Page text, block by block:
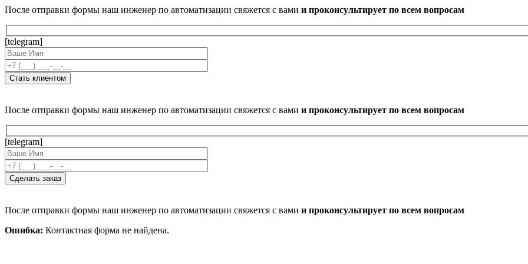
После отправки формы наш инженер по автоматизации свяжется с вами и проконсультирует по всем вопросам
[telegram]
После отправки формы наш инженер по автоматизации свяжется с вами и проконсультирует по всем вопросам
[telegram]
После отправки формы наш инженер по автоматизации свяжется с вами и проконсультирует по всем вопросам
Ошибка: Контактная форма не найдена.